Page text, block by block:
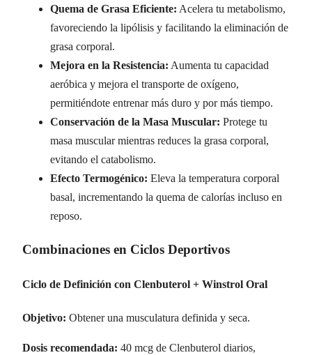
Quema de Grasa Eficiente: Acelera tu metabolismo,
favoreciendo la lipólisis y facilitando la eliminación de
grasa corporal.
Mejora en la Resistencia: Aumenta tu capacidad
aeróbica y mejora el transporte de oxígeno,
permitiéndote entrenar más duro y por más tiempo.
Conservación de la Masa Muscular: Protege tu
masa muscular mientras reduces la grasa corporal,
evitando el catabolismo.
Efecto Termogénico: Eleva la temperatura corporal
basal, incrementando la quema de calorías incluso en
reposo.
Combinaciones en Ciclos Deportivos
Ciclo de Definición con Clenbuterol + Winstrol Oral
Objetivo: Obtener una musculatura definida y seca.
Dosis recomendada: 40 mcg de Clenbuterol diarios,